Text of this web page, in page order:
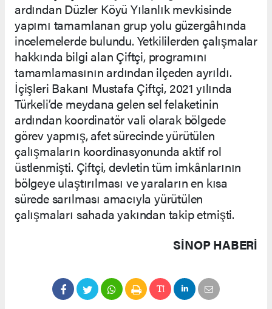
ardından Düzler Köyü Yılanlık mevkisinde
yapımı tamamlanan grup yolu güzergâhında
incelemelerde bulundu. Yetkililerden çalışmalar
hakkında bilgi alan Çiftçi, programını
tamamlamasının ardından ilçeden ayrıldı.
İçişleri Bakanı Mustafa Çiftçi, 2021 yılında
Türkeli’de meydana gelen sel felaketinin
ardından koordinatör vali olarak bölgede
görev yapmış, afet sürecinde yürütülen
çalışmaların koordinasyonunda aktif rol
üstlenmişti. Çiftçi, devletin tüm imkânlarının
bölgeye ulaştırılması ve yaraların en kısa
sürede sarılması amacıyla yürütülen
çalışmaları sahada yakından takip etmişti.
SINOP HABERİ